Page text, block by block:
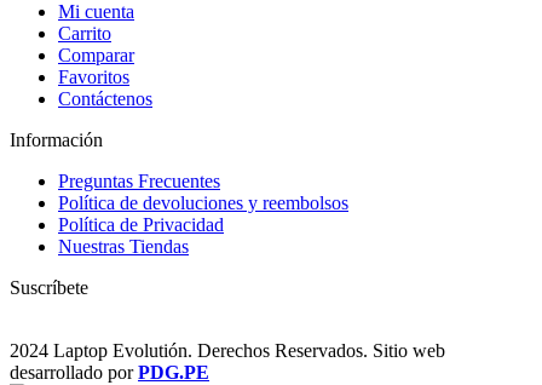
Mi cuenta
Carrito
Comparar
Favoritos
Contáctenos
Información
Preguntas Frecuentes
Política de devoluciones y reembolsos
Política de Privacidad
Nuestras Tiendas
Suscríbete
2024 Laptop Evolutión. Derechos Reservados. Sitio web
desarrollado porPDG.PE